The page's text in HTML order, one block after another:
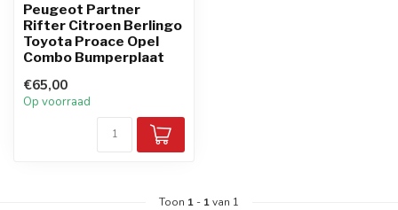
Peugeot Partner
Rifter Citroen Berlingo
Toyota Proace Opel
Combo Bumperplaat
€65,00
Op voorraad
Toon 1 - 1van 1